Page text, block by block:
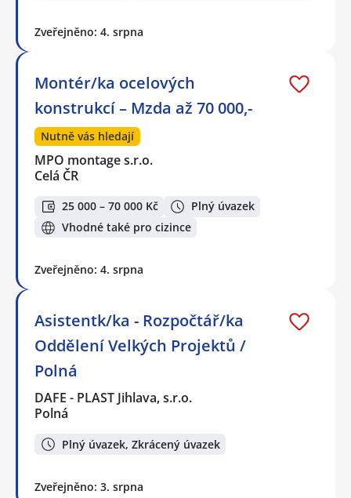
Zveřejněno: 4. srpna
Montér/ka ocelových
konstrukcí – Mzda až 70 000,-
Nutně vás hledají
MPO montage s.r.o.
Celá ČR
25 000 – 70 000 Kč
Plný úvazek
Vhodné také pro cizince
Zveřejněno: 4. srpna
Asistentk/ka - Rozpočtář/ka
Oddělení Velkých Projektů /
Polná
DAFE - PLAST Jihlava, s.r.o.
Polná
Plný úvazek, Zkrácený úvazek
Zveřejněno: 3. srpna